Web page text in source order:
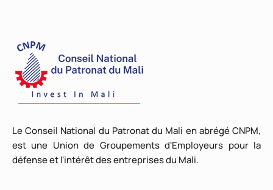
Le Conseil National du Patronat du Mali en abrégé CNPM,
est une Union de Groupements d'Employeurs pour la
défense et l'intérêt des entreprises du Mali.